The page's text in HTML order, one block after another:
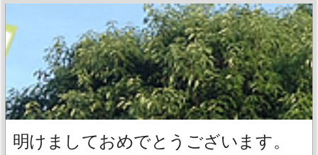
明けましておめでとうございます。